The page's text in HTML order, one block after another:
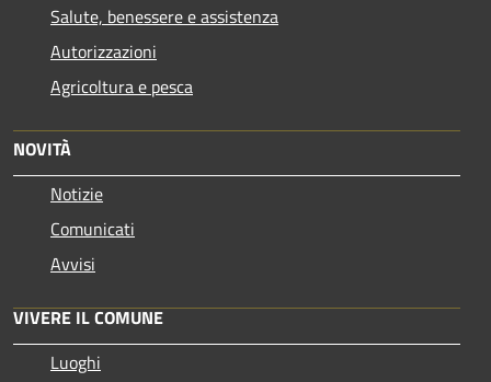
Salute, benessere e assistenza
Autorizzazioni
Agricoltura e pesca
NOVITÀ
Notizie
Comunicati
Avvisi
VIVERE IL COMUNE
Luoghi